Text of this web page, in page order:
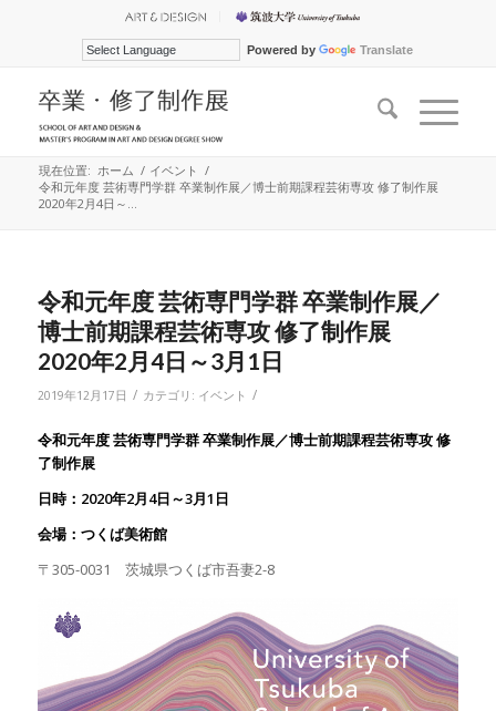
Powered by Translate
現在位置: ホーム / イベント /
令和元年度 芸術専門学群 卒業制作展／博士前期課程芸術専攻 修了制作展
2020年2月4日～...
令和元年度 芸術専門学群 卒業制作展／
博士前期課程芸術専攻 修了制作展
2020年2月4日～3月1日
2019年12月17日 / カテゴリ: イベント /
令和元年度芸術専門学群卒業制作展／博士前期課程芸術専攻修
了制作展
日時：2020年2月4日～3月1 日
会場：つくば美術館
〒 305-0031 茨城県つくば市吾妻2-8